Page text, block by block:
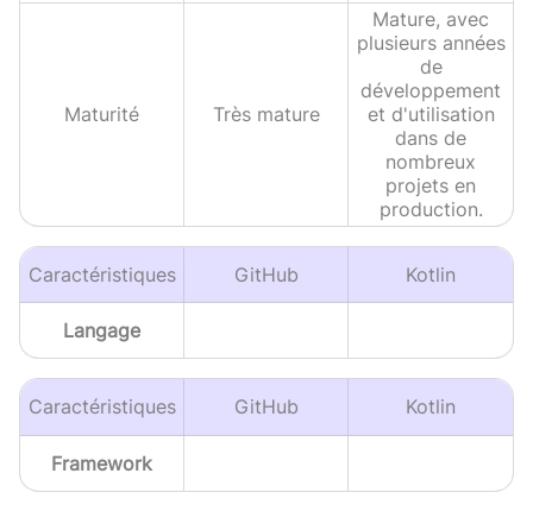
Maturité Très mature
Mature, avec
plusieurs années
de
développement
et d'utilisation
dans de
nombreux
projets en
production.
Caractéristiques GitHub Kotlin
Langage
Caractéristiques GitHub Kotlin
Framework